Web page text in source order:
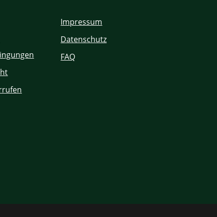
Impressum
Datenschutz
FAQ